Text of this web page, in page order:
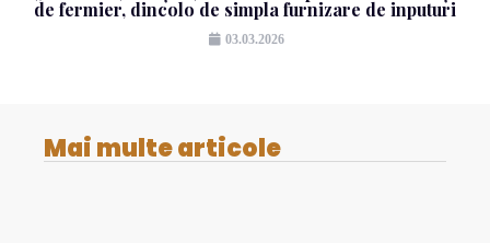
de fermier, dincolo de simpla furnizare de inputuri
03.03.2026
Mai multe articole